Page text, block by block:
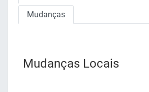
Mudanças
Mudanças Locais